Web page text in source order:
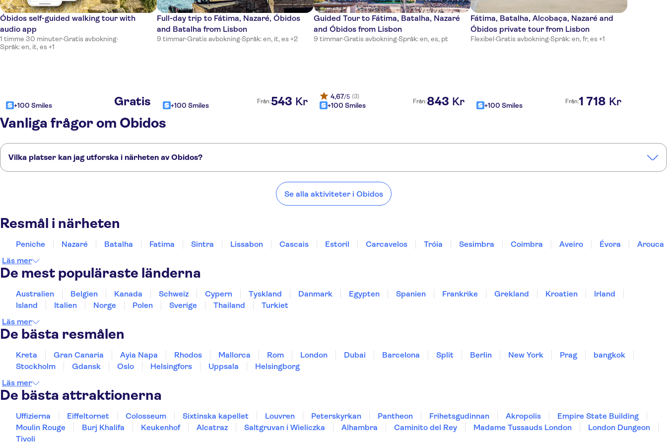
Óbidos self-guided walking tour with
audio app
1 timme 30 minuter·Gratis avbokning·
Språk: en, it, es +1
+100 Smiles Gratis
Full-day trip to Fátima, Nazaré, Óbidos
and Batalha from Lisbon
9 timmar·Gratis avbokning·Språk: en, it, es +2
+100 Smiles Från:543 Kr
Guided Tour to Fátima, Batalha, Nazaré
and Óbidos from Lisbon
9 timmar·Gratis avbokning·Språk: en, es, pt
4,67/5 (3)
+100 Smiles Från:843 Kr
Fátima, Batalha, Alcobaça, Nazaré and
Óbidos private tour from Lisbon
Flexibel·Gratis avbokning·Språk: en, fr, es +1
+100 Smiles Från:1 718 Kr
Vanliga frågor om Obidos
Vilka platser kan jag utforska i närheten av Obidos?
Se alla aktiviteter i Obidos
Resmål i närheten
Peniche Nazaré Batalha Fatima Sintra Lissabon Cascais Estoril Carcavelos Tróia Sesimbra Coimbra Aveiro Évora
Arouca
Läs mer
De mest populäraste länderna
Australien Belgien Kanada Schweiz Cypern Tyskland Danmark Egypten Spanien Frankrike Grekland Kroatien
Irland
Island
Italien Norge Polen Sverige Thailand
Turkiet
Läs mer
De bästa resmålen
Kreta Gran Canaria Ayia Napa Rhodos Mallorca Rom London Dubai Barcelona Split Berlin New York Prag
bangkok
Stockholm
Gdansk Oslo Helsingfors Uppsala
Helsingborg
Läs mer
De bästa attraktionerna
Uffizierna Eiffeltornet Colosseum Sixtinska kapellet Louvren Peterskyrkan Pantheon Frihetsgudinnan Akropolis
Empire State Building
Moulin Rouge
Burj Khalifa Keukenhof Alcatraz Saltgruvan i Wieliczka Alhambra Caminito del Rey Madame Tussauds London
London Dungeon
Tivoli